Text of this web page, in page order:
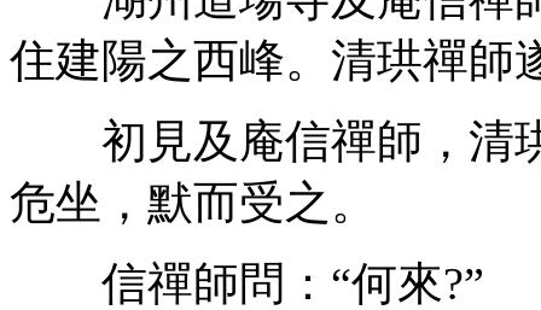
住建陽之西峰。清珙禪師
初見及庵信禪師，清
危坐，默而受之。
信禪師問：“何來?”